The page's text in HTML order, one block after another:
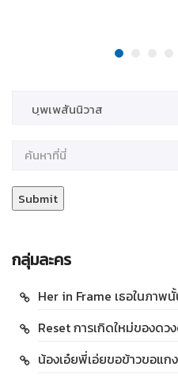
กลุ่มละคร
Her in Frame เธอในภาพ
Reset การเกิดใหม่ของดว
น้องเอ๋ยพี่เอ่ยขอข้าวขอแกง